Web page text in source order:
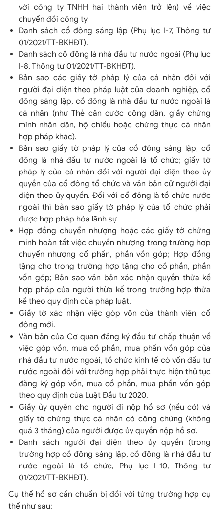
với công ty TNHH hai thành viên trở lên) về việc
chuyển đổi công ty.
Danh sách cổ đông sáng lập (Phụ lục I-7, Thông tư
01/2021/TT-BKHĐT).
Danh sách cổ đông là nhà đầu tư nước ngoài (Phụ lục
I-8, Thông tư 01/2021/TT-BKHĐT).
Bản sao các giấy tờ pháp lý của cá nhân đối với
người đại diện theo pháp luật của doanh nghiệp, cổ
đông sáng lập, cổ đông là nhà đầu tư nước ngoài là
cá nhân (như Thẻ căn cước công dân, giấy chứng
minh nhân dân, hộ chiếu hoặc chứng thực cá nhân
hợp pháp khác).
Bản sao giấy tờ pháp lý của cổ đông sáng lập, cổ
đông là nhà đầu tư nước ngoài là tổ chức; giấy tờ
pháp lý của cá nhân đối với người đại diện theo ủy
quyền của cổ đông tổ chức và văn bản cử người đại
diện theo ủy quyền. Đối với cổ đông là tổ chức nước
ngoài thì bản sao giấy tờ pháp lý của tổ chức phải
được hợp pháp hóa lãnh sự.
Hợp đồng chuyển nhượng hoặc các giấy tờ chứng
minh hoàn tất việc chuyển nhượng trong trường hợp
chuyển nhượng cổ phần, phần vốn góp; Hợp đồng
tặng cho trong trường hợp tặng cho cổ phần, phần
vốn góp; Bản sao văn bản xác nhận quyền thừa kế
hợp pháp của người thừa kế trong trường hợp thừa
kế theo quy định của pháp luật.
Giấy tờ xác nhận việc góp vốn của thành viên, cổ
đông mới.
Văn bản của Cơ quan đăng ký đầu tư chấp thuận về
việc góp vốn, mua cổ phần, mua phần vốn góp của
nhà đầu tư nước ngoài, tổ chức kinh tế có vốn đầu tư
nước ngoài đối với trường hợp phải thực hiện thủ tục
đăng ký góp vốn, mua cổ phần, mua phần vốn góp
theo quy định của Luật Đầu tư 2020.
Giấy ủy quyền cho người đi nộp hồ sơ (nếu có) và
giấy tờ chứng thực cá nhân có công chứng (không
quá 3 tháng) của người được ủy quyền nộp hồ sơ.
Danh sách người đại diện theo ủy quyền (trong
trường hợp cổ đông sáng lập, cổ đông là nhà đầu tư
nước ngoài là tổ chức, Phụ lục I-10, Thông tư
01/2021/TT-BKHĐT).
Cụ thể hồ sơ cần chuẩn bị đối với từng trường hợp cụ
thể như sau: